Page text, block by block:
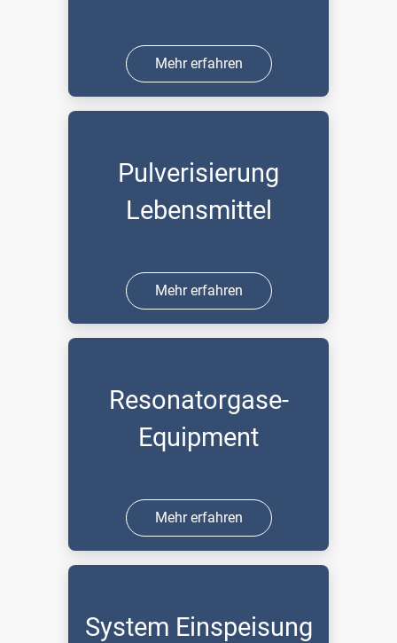
Mehr erfahren
Pulverisierung
Lebensmittel
Mehr erfahren
Resonatorgase-
Equipment
Mehr erfahren
System Einspeisung